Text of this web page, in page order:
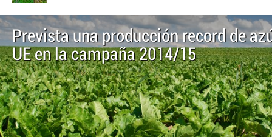
Prevista una producción record de
UE en la campaña 2014/15